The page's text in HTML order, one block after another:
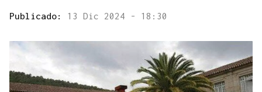
Publicado: 13 Dic 2024 - 18:30